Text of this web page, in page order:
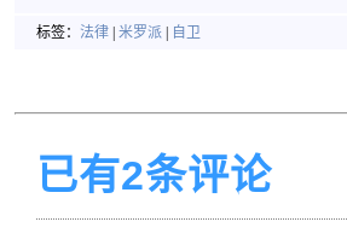
标签： 法律 米罗派 自卫
已有2条评论